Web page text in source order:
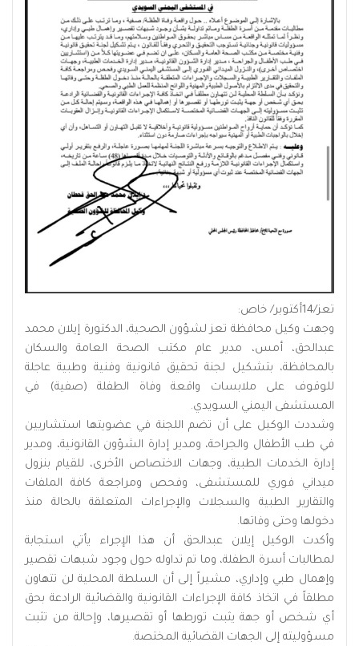
تعز/14أكتوبر/ خاص:
وجهت وكيل محافظة تعز لشؤون الصحية، الدكتورة إيلان محمد
عبدالحق، أمس، مدير عام مكتب الصحة العامة والسكان
بالمحافظة، بتشكيل لجنة تحقيق قانونية وفنية وطبية عاجلة
للوقوف على ملابسات واقعة وفاة الطفلة (صفية) في
المستشفى اليمني السويدي.
وشددت الوكيل على أن تضم اللجنة في عضويتها استشاريين
في طب الأطفال والجراحة، ومدير إدارة الشؤون القانونية، ومدير
إدارة الخدمات الطبية، وجهات الاختصاص الأخرى، للقيام بنزول
ميداني فوري للمستشفى، وفحص ومراجعة كافة الملفات
والتقارير الطبية والسجلات والإجراءات المتعلقة بالحالة منذ
دخولها وحتى وفاتها.
وأكدت الوكيل إيلان عبدالحق أن هذا الإجراء يأتي استجابة
لمطالبات أسرة الطفلة، وما تم تداوله حول وجود شبهات تقصير
وإهمال طبي وإداري، مشيراً إلى أن السلطة المحلية لن تتهاون
مطلقاً في اتخاذ كافة الإجراءات القانونية والقضائية الرادعة بحق
أي شخص أو جهة يثبت تورطها أو تقصيرها، وإحالة من تثبت
مسؤوليته إلى الجهات القضائية المختصة.